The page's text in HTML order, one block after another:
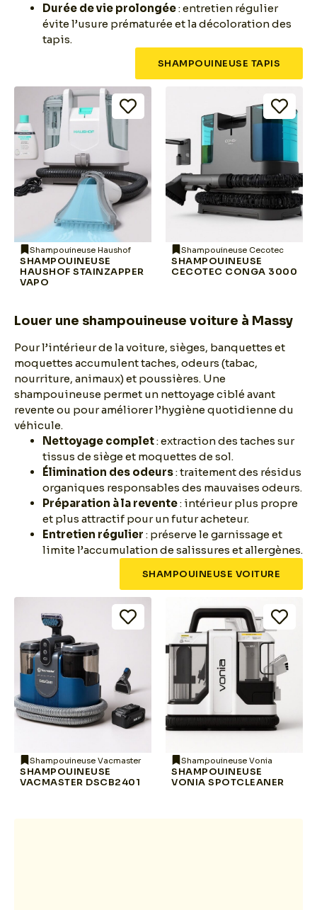
Durée de vie prolongée: entretien régulier
évite l’usure prématurée et la décoloration des
tapis.
SHAMPOUINEUSE TAPIS
Shampouineuse Haushof
SHAMPOUINEUSE
HAUSHOF STAINZAPPER
VAPO
Shampouineuse Cecotec
SHAMPOUINEUSE
CECOTEC CONGA 3000
Louer une shampouineuse voiture à Massy
Pour l’intérieur de la voiture, sièges, banquettes et
moquettes accumulent taches, odeurs (tabac,
nourriture, animaux) et poussières. Une
shampouineuse permet un nettoyage ciblé avant
revente ou pour améliorer l’hygiène quotidienne du
véhicule.
Nettoyage complet: extraction des taches sur
tissus de siège et moquettes de sol.
Élimination des odeurs: traitement des résidus
organiques responsables des mauvaises odeurs.
Préparation à la revente: intérieur plus propre
et plus attractif pour un futur acheteur.
Entretien régulier : préserve le garnissage et
limite l’accumulation de salissures et allergènes.
SHAMPOUINEUSE VOITURE
Shampouineuse Vacmaster
SHAMPOUINEUSE
VACMASTER DSCB2401
Shampouineuse Vonia
SHAMPOUINEUSE
VONIA SPOTCLEANER